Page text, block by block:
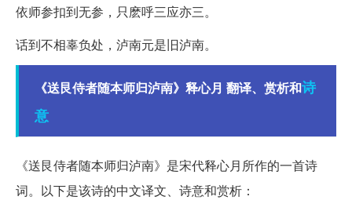
依师参扣到无参，只麽呼三应亦三。
话到不相辜负处，泸南元是旧泸南。
《送艮侍者随本师归泸南》释心月 翻译、赏析和诗
意
《送艮侍者随本师归泸南》是宋代释心月所作的一首诗
词。以下是该诗的中文译文、诗意和赏析：